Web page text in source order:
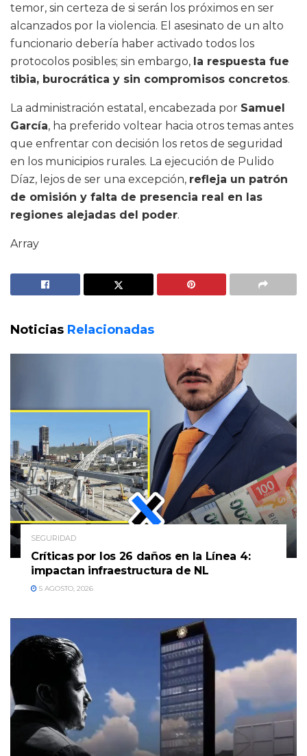
temor, sin certeza de si serán los próximos en ser
alcanzados por la violencia. El asesinato de un alto
funcionario debería haber activado todos los
protocolos posibles; sin embargo, la respuesta fue
tibia, burocrática y sin compromisos concretos.
La administración estatal, encabezada por Samuel
García, ha preferido voltear hacia otros temas antes
que enfrentar con decisión los retos de seguridad
en los municipios rurales. La ejecución de Pulido
Díaz, lejos de ser una excepción, refleja un patrón
de omisión y falta de presencia real en las
regiones alejadas del poder.
Array
Noticias Relacionadas
SEGURIDAD
Críticas por los 26 daños en la Línea 4:
impactan infraestructura de NL
5 AGOSTO, 2026